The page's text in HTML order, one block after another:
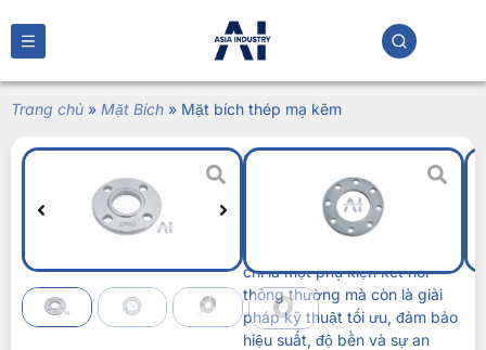
Trang chủ » Mặt Bích » Mặt bích thép mạ kẽm
Mặt bích thép mạ
chỉ là một phụ kiện kết nối
thông thường mà còn là giải
pháp kỹ thuật tối ưu, đảm bảo
hiệu suất, độ bền và sự an